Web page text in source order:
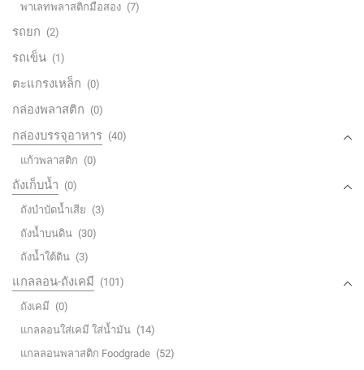
พาเลทพลาสติกมือสอง (7)
รถยก (2)
รถเข็น (1)
ตะแกรงเหล็ก (0)
กล่องพลาสติก (0)
กล่องบรรจุอาหาร (40)
แก้วพลาสติก (0)
ถังเก็บน้ำ (0)
ถังบำบัดน้ำเสีย (3)
ถังน้ำบนดิน (30)
ถังน้ำใต้ดิน (3)
แกลลอน-ถังเคมี (101)
ถังเคมี (0)
แกลลอนใส่เคมี ใส่น้ำมัน (14)
แกลลอนพลาสติก Foodgrade (52)